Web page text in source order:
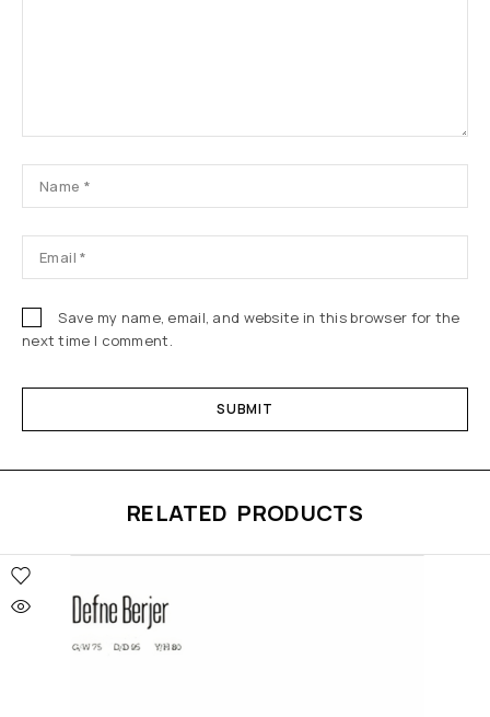
Save my name, email, and website in this browser for the
next time I comment.
RELATED PRODUCTS